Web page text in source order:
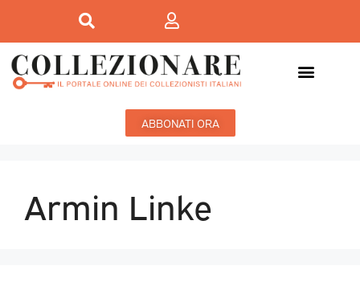
ABBONATI ORA
Armin Linke